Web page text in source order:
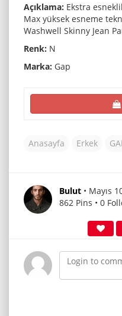
Açıklama: Ekstra
Max yüksek esneme
Washwell Skinny Jean
Renk: N
Marka: Gap
Anasayfa Erkek
Bulut • Mayıs
862 Pins • 0